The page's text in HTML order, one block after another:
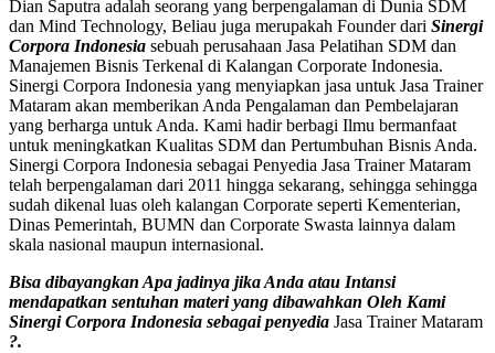
Dian Saputra adalah seorang yang berpengalaman di Dunia SDM
dan Mind Technology, Beliau juga merupakah Founder dari Sinergi
Corpora Indonesia sebuah perusahaan Jasa Pelatihan SDM dan
Manajemen Bisnis Terkenal di Kalangan Corporate Indonesia.
Sinergi Corpora Indonesia yang menyiapkan jasa untuk Jasa Trainer
Mataram akan memberikan Anda Pengalaman dan Pembelajaran
yang berharga untuk Anda. Kami hadir berbagi Ilmu bermanfaat
untuk meningkatkan Kualitas SDM dan Pertumbuhan Bisnis Anda.
Sinergi Corpora Indonesia sebagai Penyedia Jasa Trainer Mataram
telah berpengalaman dari 2011 hingga sekarang, sehingga sehingga
sudah dikenal luas oleh kalangan Corporate seperti Kementerian,
Dinas Pemerintah, BUMN dan Corporate Swasta lainnya dalam
skala nasional maupun internasional.
Bisa dibayangkan Apa jadinya jika Anda atau Intansi
mendapatkan sentuhan materi yang dibawahkan Oleh Kami
Sinergi Corpora Indonesia sebagai penyedia Jasa Trainer Mataram
?.